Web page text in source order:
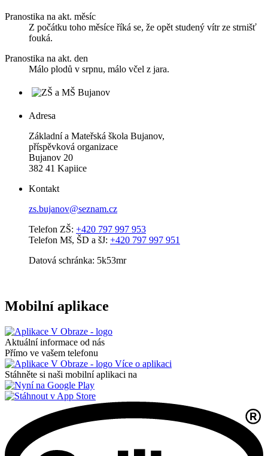
Pranostika na akt. měsíc
Z počátku toho měsíce říká se, že opět studený vítr ze strnišť
fouká.
Pranostika na akt. den
Málo plodů v srpnu, málo včel z jara.
Adresa
Základní a Mateřská škola Bujanov,
příspěvková organizace
Bujanov 20
382 41 Kapiice
Kontakt
zs.bujanov@seznam.cz
Telefon ZŠ: +420 797 997 953
Telefon Mš, ŠD a šJ: +420 797 997 951
Datová schránka: 5k53mr
Mobilní aplikace
Aktuální informace od nás
Přímo ve vašem telefonu
Více o aplikaci
Stáhněte si naši mobilní aplikaci na